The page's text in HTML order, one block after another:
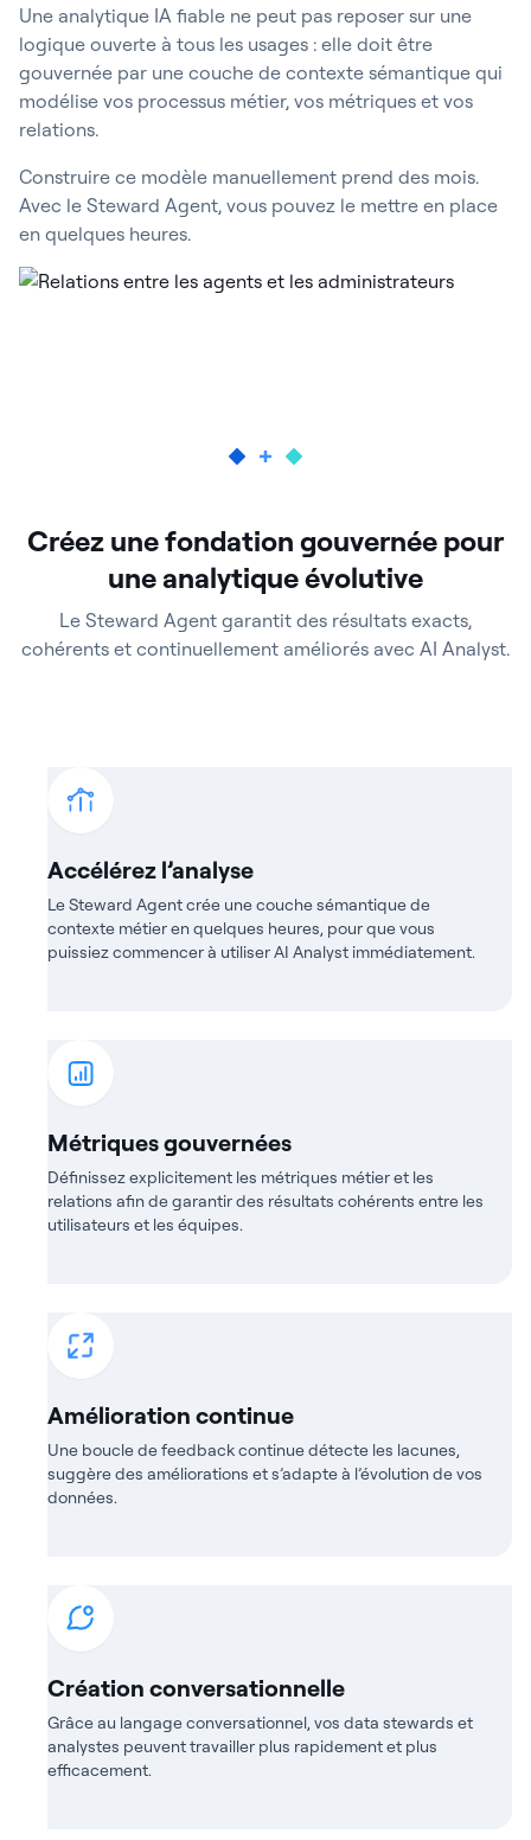
Une analytique IA fiable ne peut pas reposer sur une
logique ouverte à tous les usages : elle doit être
gouvernée par une couche de contexte sémantique qui
modélise vos processus métier, vos métriques et vos
relations.
Construire ce modèle manuellement prend des mois.
Avec le Steward Agent, vous pouvez le mettre en place
en quelques heures.
Créez une fondation gouvernée pour
une analytique évolutive
Le Steward Agent garantit des résultats exacts,
cohérents et continuellement améliorés avec AI Analyst.
Accélérez l’analyse
Le Steward Agent crée une couche sémantique de
contexte métier en quelques heures, pour que vous
puissiez commencer à utiliser AI Analyst immédiatement.
Métriques gouvernées
Définissez explicitement les métriques métier et les
relations afin de garantir des résultats cohérents entre les
utilisateurs et les équipes.
Amélioration continue
Une boucle de feedback continue détecte les lacunes,
suggère des améliorations et s’adapte à l’évolution de vos
données.
Création conversationnelle
Grâce au langage conversationnel, vos data stewards et
analystes peuvent travailler plus rapidement et plus
efficacement.